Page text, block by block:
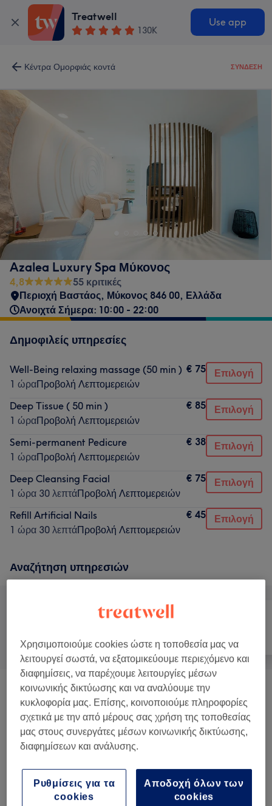
Treatwell
130K
Use app
Κέντρα Ομορφιάς κοντά ΣΎΝΔΕΣΗ
Azalea Luxury Spa Μύκονος
4,8
55 κριτικές
Περιοχή Βαστάος, Μύκονος 846 00, Ελλάδα
Ανοιχτά Σήμερα: 10:00 - 22:00
Δημοφιλείς υπηρεσίες
Well-Being relaxing massage (50 min )
1 ώραΠροβολή Λεπτομερειών
€ 75 Επιλογή
Deep Tissue ( 50 min )
1 ώραΠροβολή Λεπτομερειών
€ 85 Επιλογή
Semi-permanent Pedicure
1 ώραΠροβολή Λεπτομερειών
€ 38 Επιλογή
Deep Cleansing Facial
1 ώρα 30 λεπτάΠροβολή Λεπτομερειών
€ 75 Επιλογή
Refill Artificial Nails
1 ώρα 30 λεπτάΠροβολή Λεπτομερειών
€ 45 Επιλογή
Αναζήτηση υπηρεσιών
Θεραπείες Προσώπου (7) από € 45
Μασάζ (15) από € 45
Μανικιούρ Και Θεραπείες Χεριών
Πεντικιούρ Και Θεραπείες Ποδιών (5) από € 25
Χρησιμοποιούμε cookies ώστε η τοποθεσία μας να
λειτουργεί σωστά, να εξατομικεύουμε περιεχόμενο και
διαφημίσεις, να παρέχουμε λειτουργίες μέσων
κοινωνικής δικτύωσης και να αναλύουμε την
κυκλοφορία μας. Επίσης, κοινοποιούμε πληροφορίες
σχετικά με την από μέρους σας χρήση της τοποθεσίας
μας στους συνεργάτες μέσων κοινωνικής δικτύωσης,
διαφημίσεων και ανάλυσης.
Αποδοχή όλων των
cookies
Ρυθμίσεις για τα
cookies